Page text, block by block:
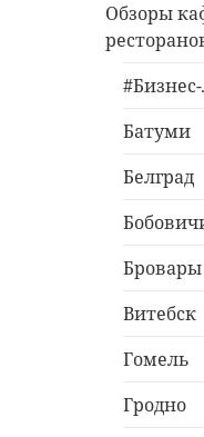
Обзоры
Батуми
Белград
Бровары
Витебск
Гомель
Гродно